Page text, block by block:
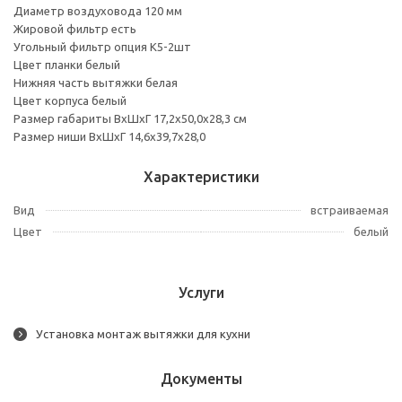
Диаметр воздуховода 120 мм
Жировой фильтр есть
Угольный фильтр опция К5-2шт
Цвет планки белый
Нижняя часть вытяжки белая
Цвет корпуса белый
Размер габариты ВхШхГ 17,2х50,0х28,3 см
Размер ниши ВхШхГ 14,6х39,7х28,0
Характеристики
Вид
встраиваемая
Цвет
белый
Услуги
Установка монтаж вытяжки для кухни
Документы